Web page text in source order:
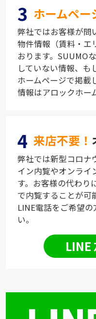
3 ホームペー
弊社ではお客様が問
物件情報（賃料・エ
おります。SUUMO
していない情報、も
ホームページで掲載
情報はアロックホー
4 来店不要！
弊社では新型コロナ
イン内覧やオンライ
す。お客様の代わり
で内覧することが可
LINE電話をご希望
い。
LINE